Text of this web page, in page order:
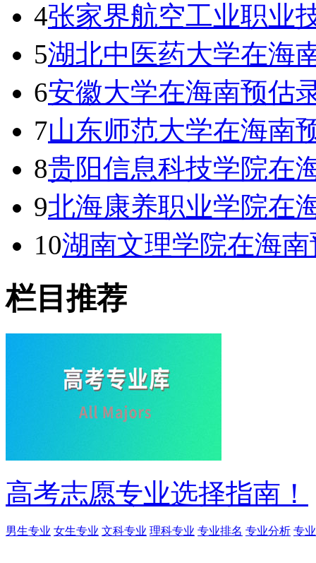
4张家界航空工业职业
5湖北中医药大学在海
6安徽大学在海南预估
7山东师范大学在海南
8贵阳信息科技学院在
9北海康养职业学院在
10湖南文理学院在海
栏目推荐
高考志愿专业选择指南！
男生专业 女生专业 文科专业 理科专业 专业排名 专业分析 专